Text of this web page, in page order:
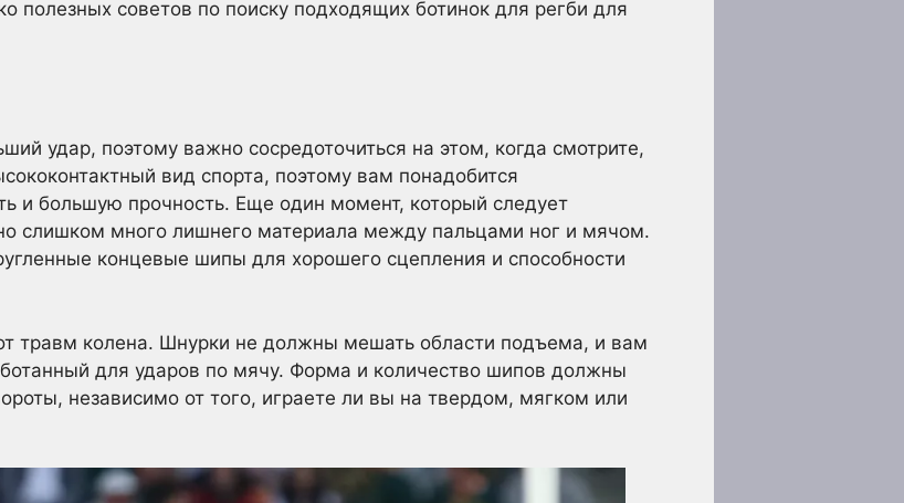
полезных советов по поиску подходящих ботинок для регби для
удар, поэтому важно сосредоточиться на этом, когда смотрите,
вид спорта, поэтому вам понадобится
и большую прочность. Еще один момент, который следует
слишком много лишнего материала между пальцами ног и мячом.
концевые шипы для хорошего сцепления и способности
травм колена. Шнурки не должны мешать области подъема, и вам
для ударов по мячу. Форма и количество шипов должны
независимо от того, играете ли вы на твердом, мягком или